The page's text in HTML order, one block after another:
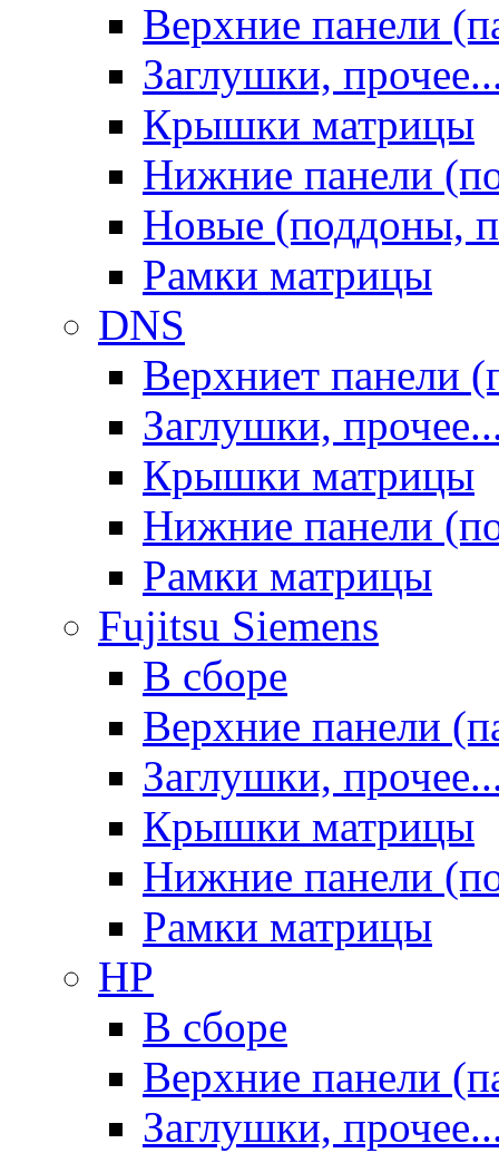
Верхние панели
Заглушки,
Крышки матрицы
Нижние панели
Новые (поддоны,
Рамки матрицы
DNS
Верхниет панели
Заглушки,
Крышки матрицы
Нижние панели
Рамки матрицы
Fujitsu Siemens
В сборе
Верхние панели
Заглушки,
Крышки матрицы
Нижние панели
Рамки матрицы
HP
В сборе
Верхние панели
Заглушки,